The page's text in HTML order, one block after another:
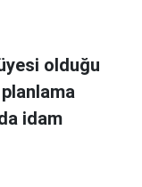
olduğu
idam